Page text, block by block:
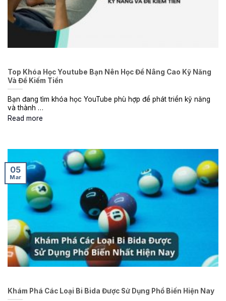
Top Khóa Học Youtube Bạn Nên Học Để Nâng Cao Kỹ Năng
Và Để Kiếm Tiền
Bạn đang tìm khóa học YouTube phù hợp để phát triển kỹ năng
và thành …
Read more
Khám Phá Các Loại Bi Bida Được Sử Dụng Phổ Biến Hiện Nay
05
Mar